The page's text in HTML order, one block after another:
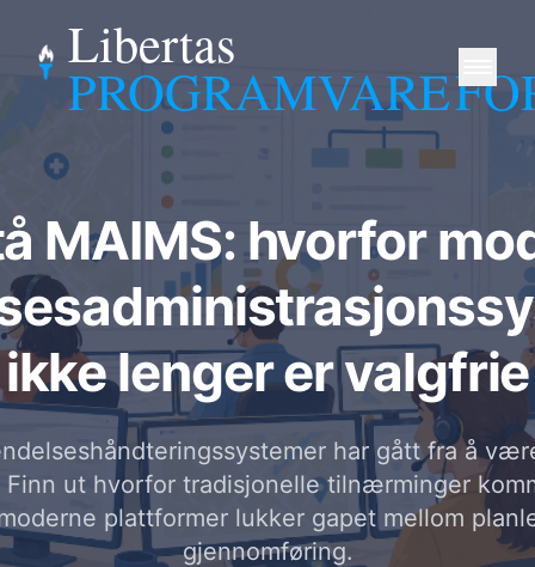
Libertas
PROGRAMVARE
MAIMS: hvorfor
ikke lenger er valgfrie
har gått fra å
ut hvorfor tradisjonelle tilnærminger
plattformer lukker gapet mellom
gjennomføring.